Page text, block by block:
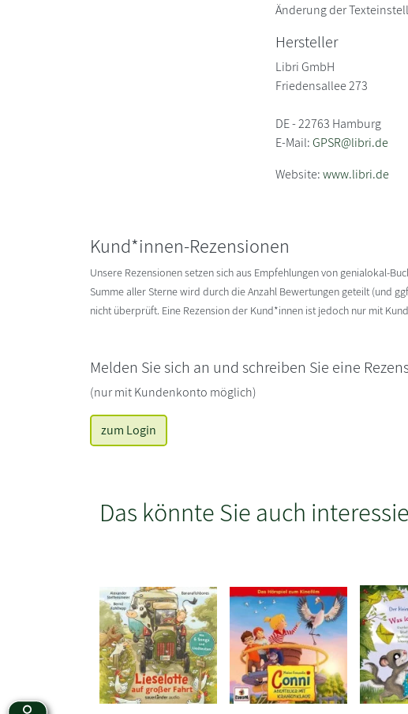
Änderung der
Hersteller
Libri GmbH
Friedensallee 273
DE - 22763 Hamburg
E-Mail:GPSR@libri.de
Website:www.libri.de
Kund*innen-Rezensionen
Unsere Rezensionen setzen sich aus Empfehlungen von genialokal-
Summe aller Sterne wird durch die Anzahl Bewertungen geteilt (und
nicht überprüft. Eine Rezension der Kund*innen ist jedoch nur mit
Melden Sie sich an und schreiben Sie eine
(nur mit Kundenkonto möglich)
zum Login
Das könnte Sie auch